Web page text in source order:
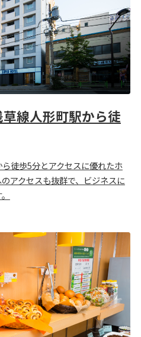
線人形町駅から徒
徒歩5分とアクセスに優れたホ
アクセスも抜群で、ビジネスに